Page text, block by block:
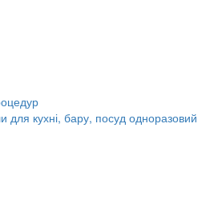
для кухні, бару, посуд одноразовий